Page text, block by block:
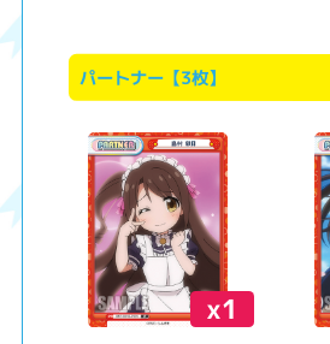
パートナー【3枚】
x1